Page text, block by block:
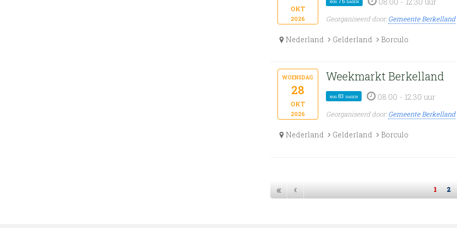
okt
2026 Georganiseerd door:Gemeente Berkelland
Nederland Gelderland Borculo
woensdag
28
okt
2026
Weekmarkt Berkelland
nog 83 dagen 08:00 - 12:30 uur
Georganiseerd door:Gemeente Berkelland
Nederland Gelderland Borculo
« ‹ 1 2